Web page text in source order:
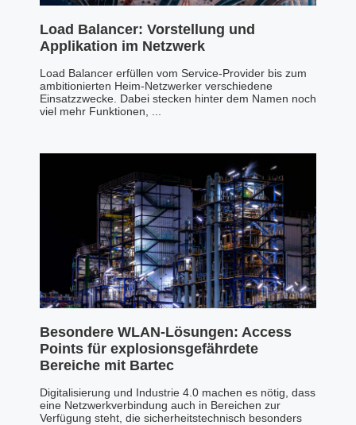
Load Balancer: Vorstellung und
Applikation im Netzwerk
Load Balancer erfüllen vom Service-Provider bis zum
ambitionierten Heim-Netzwerker verschiedene
Einsatzzwecke. Dabei stecken hinter dem Namen noch
viel mehr Funktionen, ...
Besondere WLAN-Lösungen: Access
Points für explosionsgefährdete
Bereiche mit Bartec
Digitalisierung und Industrie 4.0 machen es nötig, dass
eine Netzwerkverbindung auch in Bereichen zur
Verfügung steht, die sicherheitstechnisch besonders